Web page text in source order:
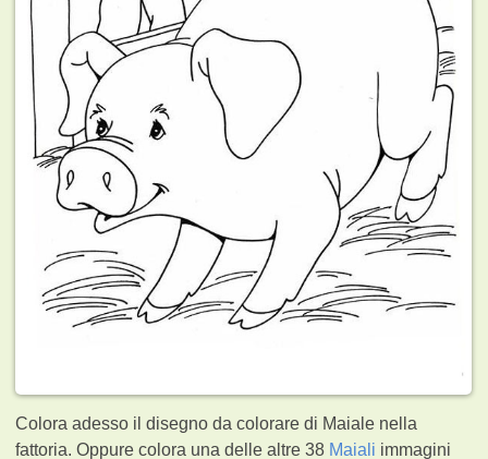
Colora adesso il disegno da colorare di Maiale nella
fattoria. Oppure colora una delle altre 38 Maiali immagini